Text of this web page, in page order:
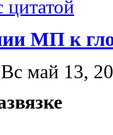
цитатой
МП к
май 13,